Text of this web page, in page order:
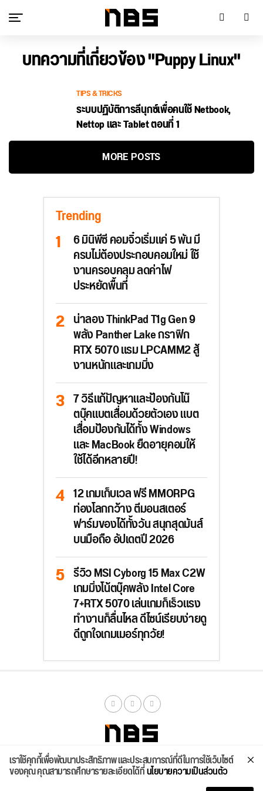
บทความที่เกี่ยวข้อง "Puppy Linux"
TIPS & TRICKS
ระบบปฏิบัติการลีนุกซ์เพื่อคนใช้ Netbook,
Nettop และ Tablet ตอนที่ 1
MORE POSTS
Trending
6 มินิพีซี คอมจิ๋วเริ่มแค่ 5 พัน มี
ครบไม่ต้องประกอบคอมใหม่ ใช้
งานครอบคลุม ลดค่าไฟ
ประหยัดพื้นที่
น่าลอง ThinkPad T1g Gen 9
พลัง Panther Lake กราฟิก
RTX 5070 แรม LPCAMM2 สู้
งานหนักและเกมมิ่ง
7 วิธีแก้ปัญหาและป้องกันโน๊
ตบุ๊คแบตเสื่อมด้วยตัวเอง แบต
เสื่อมป้องกันได้ทั้ง Windows
และ MacBook ยืดอายุคอมให้
ใช้ได้อีกหลายปี!
12 เกมเก็บเวล ฟรี MMORPG
ท่องโลกกว้าง ตีมอนสเตอร์
ฟาร์มของได้ทั้งวัน สนุกสุดมันส์
บนมือถือ อัปเดตปี 2026
รีวิว MSI Cyborg 15 Max C2W
เกมมิ่งโน้ตบุ๊คพลัง Intel Core
7+RTX 5070 เล่นเกมก็เร็วแรง
ทำงานก็ลื่นไหล ดีไซน์เรียบง่ายดู
ดีถูกใจเกมเมอร์ทุกวัย!
จัดสเปค ค้นหา บทความ รีวิวล่าสุด บทความยอดนิยม ติดต่อเรา
เราใช้คุกกี้เพื่อพัฒนาประสิทธิภาพ และประสบการณ์ที่ดีในการใช้เว็บไซต์
ของคุณ คุณสามารถศึกษารายละเอียดได้ที่นโยบายความเป็นส่วนตัว